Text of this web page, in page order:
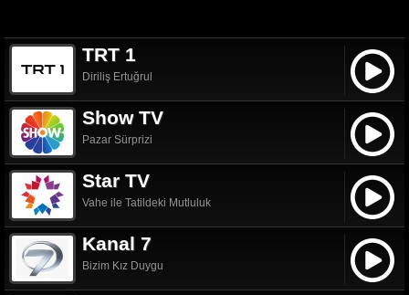
TRT 1
Diriliş Ertuğrul
Show TV
Pazar Sürprizi
Star TV
Vahe ile Tatildeki Mutluluk
Kanal 7
Bizim Kız Duygu